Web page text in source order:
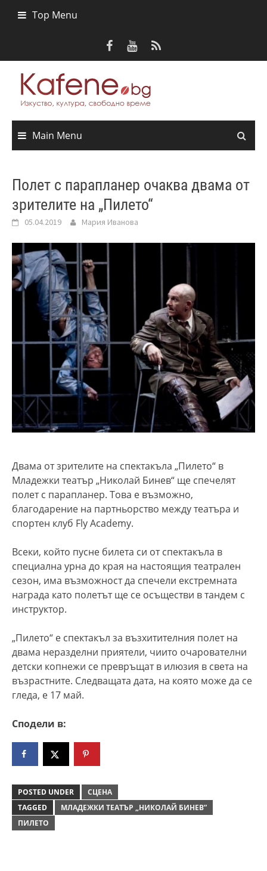
Top Menu
Main Menu
Полет с парапланер очаква двама от
зрителите на „Пилето“
05.04.2019 Мария Иванова
Двама от зрителите на спектакъла „Пилето“ в
Младежки театър „Николай Бинев“ ще спечелят
полет с парапланер. Това е възможно,
благодарение на партньорство между театъра и
спортен клуб Fly Academy.
Всеки, който пусне билета си от спектакъла в
специална урна до края на настоящия театрален
сезон, има възможност да спечели екстремната
награда като полетът ще се осъществи в тандем с
инструктор.
„Пилето“ е спектакъл за възхитителния полет на
двама неразделни приятели, чиито очарователни
детски копнежи се превръщат в илюзия в света на
възрастните. Следващата дата, на която може да се
гледа, е 17 май.
Сподели в:
POSTED UNDER
СЦЕНА
TAGGED
МЛАДЕЖКИ ТЕАТЪР „НИКОЛАЙ БИНЕВ”
ПИЛЕТО